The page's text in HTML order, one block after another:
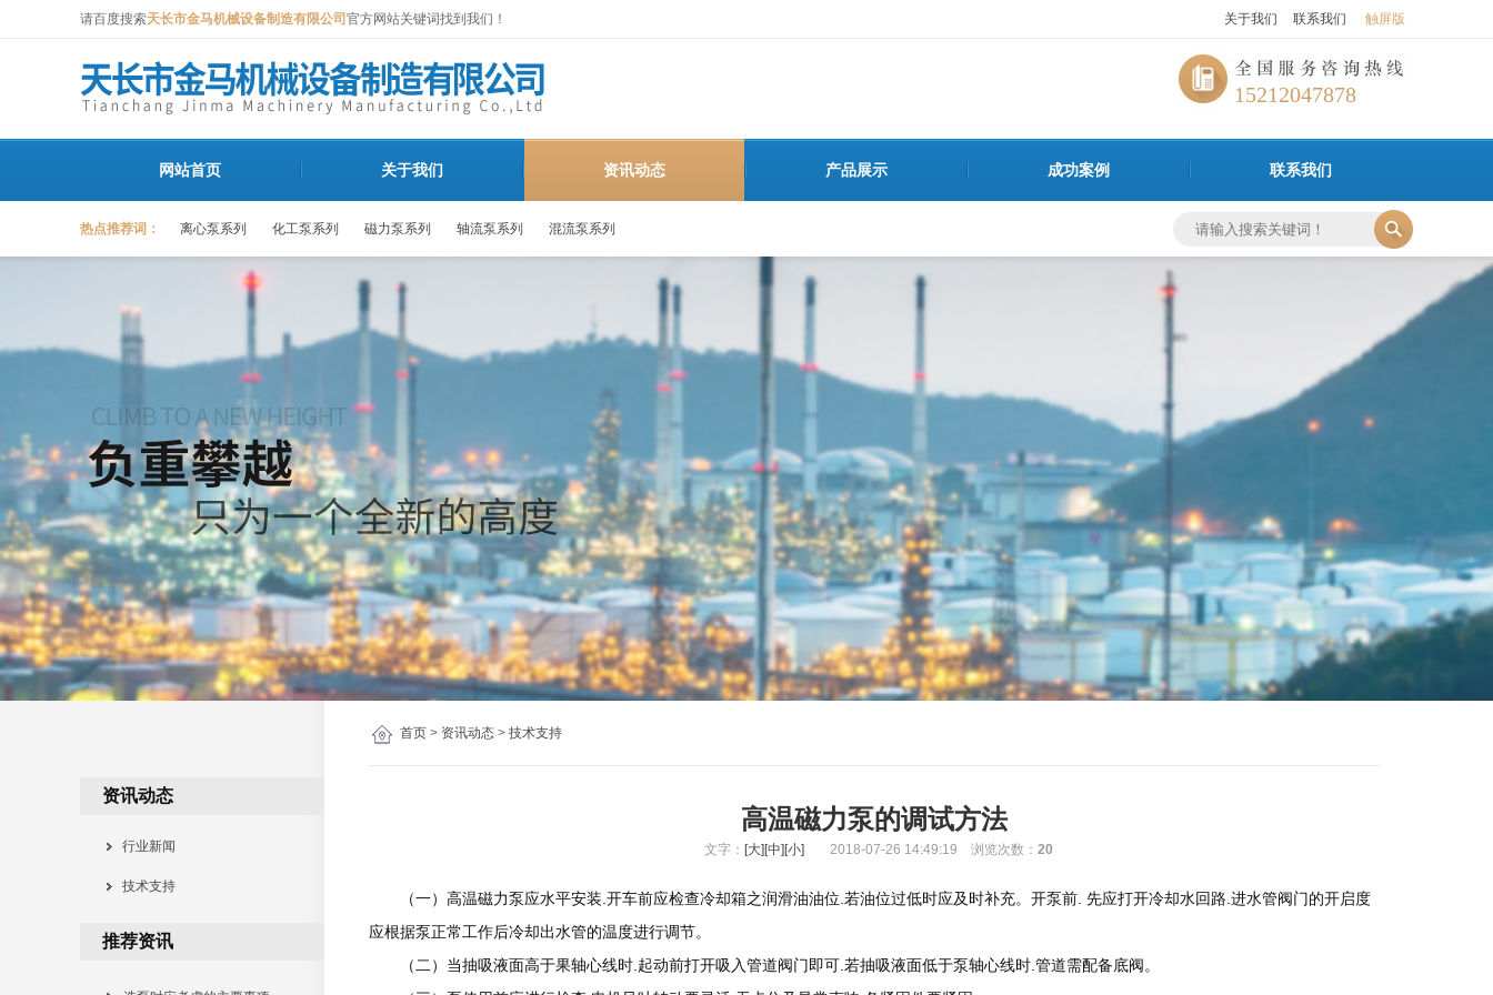
请百度搜索天长市金马机械设备制造有限公司 官方网站关键词找到我们！ 关于我们 联系我们 触屏版
15212047878
网站首页 关于我们 资讯动态 产品展示 成功案例 联系我们
热点推荐词： 离心泵系列 化工泵系列 磁力泵系列 轴流泵系列 混流泵系列
首页 > 资讯动态 > 技术支持
资讯动态
行业新闻
技术支持
推荐资讯
高温磁力泵的调试方法
文字： [大] [中] [小] 2018-07-26 14:49:19 浏览次数： 20
（一）高温磁力泵应水平安装.开车前应检查冷却箱之润滑油油位.若油位过低时应及时补充。开泵前. 先应打开冷却水回路.进水管阀门的开启度
应根据泵正常工作后冷却出水管的温度进行调节。
（二）当抽吸液面高于果轴心线时.起动前打开吸入管道阀门即可.若抽吸液面低于泵轴心线时.管道需配备底阀。